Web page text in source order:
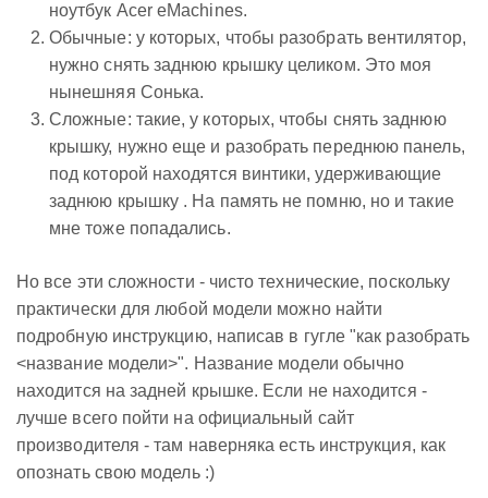
ноутбук Acer eMachines.
Обычные: у которых, чтобы разобрать вентилятор,
нужно снять заднюю крышку целиком. Это моя
нынешняя Сонька.
Сложные: такие, у которых, чтобы снять заднюю
крышку, нужно еще и разобрать переднюю панель,
под которой находятся винтики, удерживающие
заднюю крышку . На память не помню, но и такие
мне тоже попадались.
Но все эти сложности - чисто технические, поскольку
практически для любой модели можно найти
подробную инструкцию, написав в гугле "как разобрать
<название модели>". Название модели обычно
находится на задней крышке. Если не находится -
лучше всего пойти на официальный сайт
производителя - там наверняка есть инструкция, как
опознать свою модель :)